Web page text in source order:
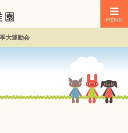
MENU
大運動会